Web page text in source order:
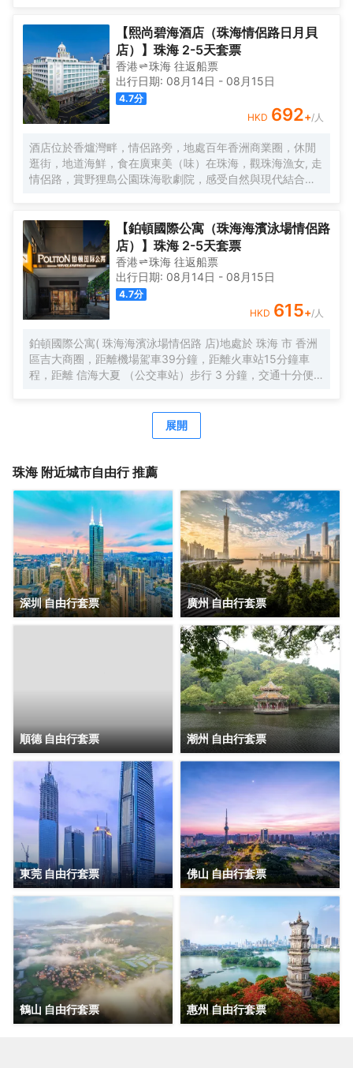
果您有時間放鬆休息，可以去長隆海洋王國遊玩，情侶路海
邊漫步，緊鄰夏灣夜市，無論您是商務出差還是遊玩，都是
您不二之選，戴斯精選温德姆酒店歡迎您的到來！
【熙尚碧海酒店（珠海情侶路日月貝
店）】珠海 2-5天套票
香港 珠海 往返船票
出行日期: 08月14日 - 08月15日
4.7分
HKD 692+/人
酒店位於香爐灣畔，情侶路旁，地處百年香洲商業圈，休閒
逛街，地道海鮮，食在廣東美（味）在珠海，觀珠海漁女, 走
情侶路，賞野狸島公園珠海歌劇院，感受自然與現代結合的
600米，城市地標一一珠海漁女，城市陽台。左側600米珠
海歌劇院（日月貝），距離港珠澳大橋12分鐘。拱北、青茂
口岸20分鐘。酒店前後50米公交線路覆蓋全珠海。 酒店傾
力打造“寬敞高雅空間”優質床品衞浴，完備設施服務，為您提
供優質的住宿服務 酒店中央空調冷暖可調，特色落地窗直觀
海景和海霞公園，欣賞東方海上日出，港珠澳大橋。中西結
合的自助早餐，配以廣東特色，一天的愉快從豐富營養的早
餐開始。
【鉑頓國際公寓（珠海海濱泳場情侶路
店）】珠海 2-5天套票
香港 珠海 往返船票
出行日期: 08月14日 - 08月15日
4.7分
HKD 615+/人
鉑頓國際公寓( 珠海海濱泳場情侶路 店)地處於 珠海 市 香洲
區吉大商圈，距離機場駕車39分鐘，距離火車站15分鐘車
程，距離 信海大夏 （公交車站）步行 3 分鐘，交通十分便
配套有餐廳、洗衣房、健身房、等公共空間，旅客在享受舒
適住宿的同時，也能輕鬆滿足各種休閒與商務需求。客房分
保賓客能夠享受到賓至如歸的居住體驗。 喜悅餐廳位於6
本地特色菜，展現 珠海飲食文化。此外，每個房間都配備有
洗衣機，賓客在忙碌之餘也能輕鬆打理日常衣物。位於 6 層
的健身房房配備有跑步機、橢圓機、動感單車等高端健身器
材，即便身處旅途，也能輕鬆延續鍛鍊習慣。 鉑頓國際公寓
是東呈集團旗下中高端服務式公寓品牌，以“傾注匠心，融入
當地”為品牌理念，融合現代生活方式和行為，旨在為商旅人
士提供舒適住宿、尊貴服務和非凡體驗的現代化理想居庭。
展開
珠海 附近城市自由行 推薦
深圳 自由行套票 廣州 自由行套票
順德 自由行套票 潮州 自由行套票
東莞 自由行套票 佛山 自由行套票
鶴山 自由行套票 惠州 自由行套票